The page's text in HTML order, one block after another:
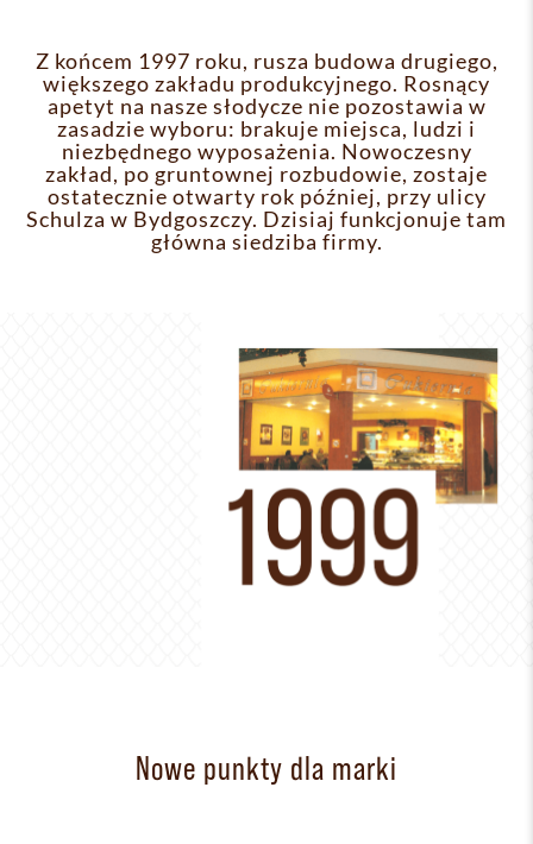
Z końcem 1997 roku, rusza budowa drugiego,
większego zakładu produkcyjnego. Rosnący
apetyt na nasze słodycze nie pozostawia w
zasadzie wyboru: brakuje miejsca, ludzi i
niezbędnego wyposażenia. Nowoczesny
zakład, po gruntownej rozbudowie, zostaje
ostatecznie otwarty rok później, przy ulicy
Schulza w Bydgoszczy. Dzisiaj funkcjonuje tam
główna siedziba firmy.
Nowe punkty dla marki